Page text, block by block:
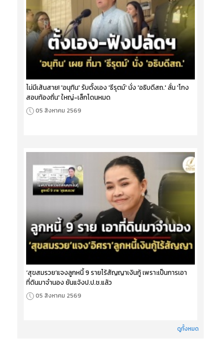
ไม่มีเส้นสาย! 'อนุทิน' รับตั้งเอง 'ธีรุตม์' นั่ง 'อธิบดีสถ.' ลั่น 'โกง
สอบท้องถิ่น' ใหญ่-เล็กโดนหมด
05 สิงหาคม 2569
‘สุขสมรวย’แจงลูกหนี้ 9 รายไร้สัญญาเงินกู้ เพราะเป็นการเอา
ที่ดินมาจำนอง ยันแจ้งป.ป.ช.แล้ว
05 สิงหาคม 2569
ดูทั้งหมด